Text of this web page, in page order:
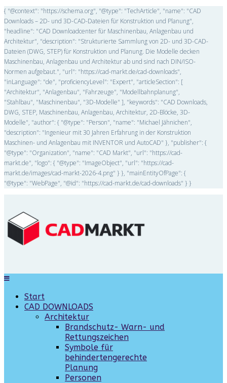
{ "@context": "https://schema.org", "@type": "TechArticle", "name": "CAD
Downloads – 2D- und 3D-CAD-Dateien für Konstruktion und Planung",
"headline": "CAD Downloadcenter für Maschinenbau, Anlagenbau und
Architektur", "description": "Strukturierte Sammlung von 2D- und 3D-CAD-
Dateien (DWG, STEP) für Konstruktion und Planung. Die Modelle decken
Maschinenbau, Anlagenbau und Architektur ab und sind nach DIN/ISO-
Normen aufgebaut.", "url": "https://cad-markt.de/cad-downloads",
"inLanguage": "de", "proficiencyLevel": "Expert", "articleSection": [
"Architektur", "Anlagenbau", "Fahrzeuge", "Modellbahnplanung",
"Stahlbau", "Maschinenbau", "3D-Modelle" ], "keywords": "CAD Downloads,
DWG, STEP, Maschinenbau, Anlagenbau, Architektur, 2D-Blöcke, 3D-
Modelle", "author": { "@type": "Person", "name": "Michael Jähnichen",
"description": "Ingenieur mit 30 Jahren Erfahrung in der Konstruktion
Maschinen- und Anlagenbau mit INVENTOR und AutoCAD" }, "publisher": {
"@type": "Organization", "name": "CAD Markt", "url": "https://cad-
markt.de", "logo": { "@type": "ImageObject", "url": "https://cad-
markt.de/images/cad-markt-2026-4.png" } }, "mainEntityOfPage": {
"@type": "WebPage", "@id": "https://cad-markt.de/cad-downloads" } }
Start
CAD DOWNLOADS
Architektur
Brandschutz- Warn- und
Rettungszeichen
Symbole für
behindertengerechte
Planung
Personen